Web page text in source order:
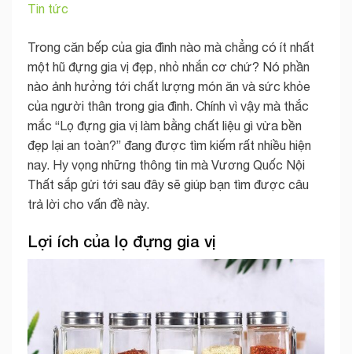
Tin tức
Trong căn bếp của gia đình nào mà chẳng có ít nhất
một hũ đựng gia vị đẹp, nhỏ nhắn cơ chứ? Nó phần
nào ảnh hưởng tới chất lượng món ăn và sức khỏe
của người thân trong gia đình. Chính vì vậy mà thắc
mắc “Lọ đựng gia vị làm bằng chất liệu gì vừa bền
đẹp lại an toàn?” đang được tìm kiếm rất nhiều hiện
nay. Hy vọng những thông tin mà Vương Quốc Nội
Thất sắp gửi tới sau đây sẽ giúp bạn tìm được câu
trả lời cho vấn đề này.
Lợi ích của lọ đựng gia vị